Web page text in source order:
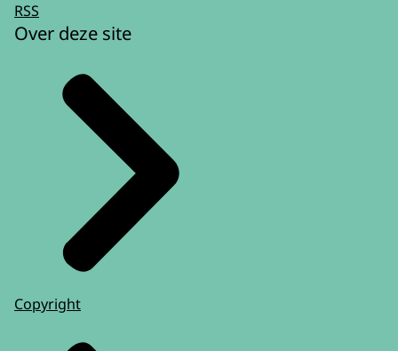
RSS
Over deze site
Copyright